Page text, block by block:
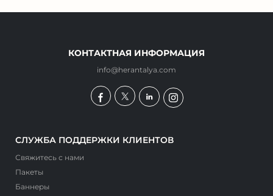
КОНТАКТНАЯ ИНФОРМАЦИЯ
info@herantalya.com
СЛУЖБА ПОДДЕРЖКИ КЛИЕНТОВ
Свяжитесь с нами
Пакеты
Баннеры